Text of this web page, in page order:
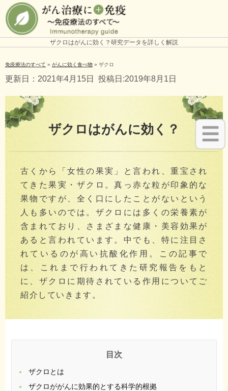
ザクロはがんに効く？研究データを詳しく解説
免疫療法のすべて » がんに効く食べ物 » ザクロ
更新日：2021年4月15日 投稿日:2019年8月1日
ザクロはがんに効く？
古くから「女性の果実」と言われ、重宝され
てきた果実・ザクロ。真っ赤な粒が印象的な
果物ですが、全く口にしたことがないという
人も多いのでは。ザクロには多くの栄養素が
含まれており、さまざまな健康・美容効果が
あると言われています。中でも、特に注目さ
れているのが高い抗酸化作用。この記事で
は、これまで行われてきた研究報告をもと
に、ザクロに期待されている作用についてご
紹介していきます。
ザクロとは
ザクロががんに効果的とする科学的根拠